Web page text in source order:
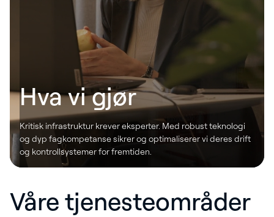
Hva vi gjør
Kritisk infrastruktur krever eksperter. Med robust teknologi
og dyp fagkompetanse sikrer og optimaliserer vi deres drift
og kontrollsystemer for fremtiden.
Hva vi gjør
Våre tjenesteområder